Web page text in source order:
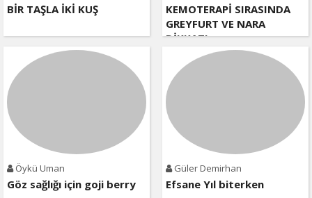
BİR TAŞLA İKİ KUŞ
KEMOTERAPİ SIRASINDA
GREYFURT VE NARA
DİKKAT!
Öykü Uman
Göz sağlığı için goji berry
Güler Demirhan
Efsane Yıl biterken